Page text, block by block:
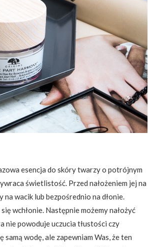
esencja do skóry twarzy o potrójnym
świetlistość. Przed nałożeniem jej na
wacik lub bezpośrednio na dłonie.
wchłonie. Następnie możemy nałożyć
nie powoduje uczucia tłustości czy
wodę, ale zapewniam Was, że ten